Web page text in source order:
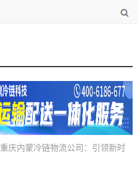
重庆内蒙冷链物流公司：引领新时